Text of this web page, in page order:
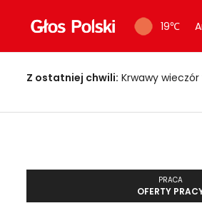
19℃
Z ostatniej chwili: Krwawy wieczór
PRACA
OFERTY